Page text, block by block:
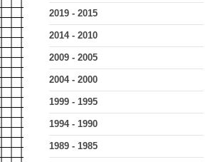
2019 - 2015
2014 - 2010
2009 - 2005
2004 - 2000
1999 - 1995
1994 - 1990
1989 - 1985